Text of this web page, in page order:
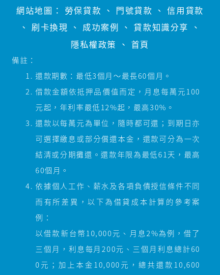
網站地圖： 勞保貸款 、 門號貸款 、 信用貸款
、 刷卡換現 、 成功案例 、 貸款知識分享 、
隱私權政策 、 首頁
備註：
還款期數：最低3個月～最長60個月。
借款金額依抵押品價值而定，月息每萬元100
元起，年利率最低12%起，最高30%。
還款以每萬元為單位，隨時都可還；到期日亦
可選擇繳息或部分償還本金，還款可分為一次
結清或分期攤還。還款年限為最低61天，最高
60個月。
依據個人工作、薪水及各項負債授信條件不同
而有所差異，以下為借貸成本計算的參考案
例：
以借款新台幣10,000元、月息2%為例，借了
三個月，利息每月200元、三個月利息總計60
0元；加上本金10,000元，總共還款10,600